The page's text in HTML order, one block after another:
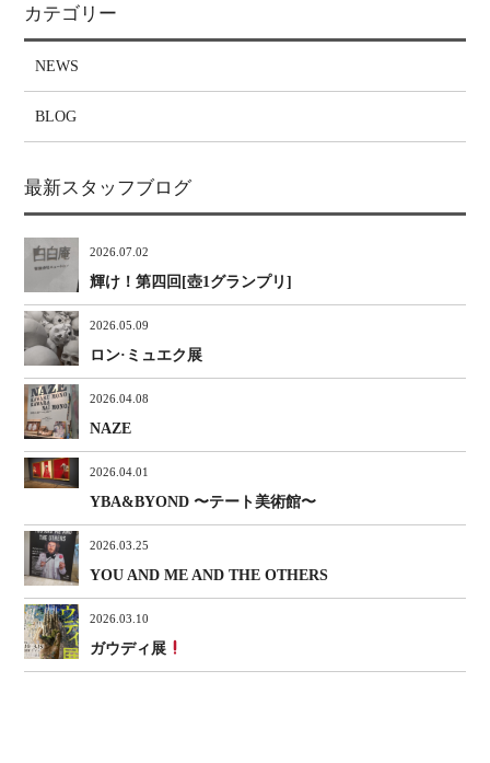
カテゴリー
NEWS
BLOG
最新スタッフブログ
2026.07.02
輝け！第四回[壺1グランプリ]
2026.05.09
ロン·ミュエク展
2026.04.08
NAZE
2026.04.01
YBA&BYOND 〜テート美術館〜
2026.03.25
YOU AND ME AND THE OTHERS
2026.03.10
ガウディ展